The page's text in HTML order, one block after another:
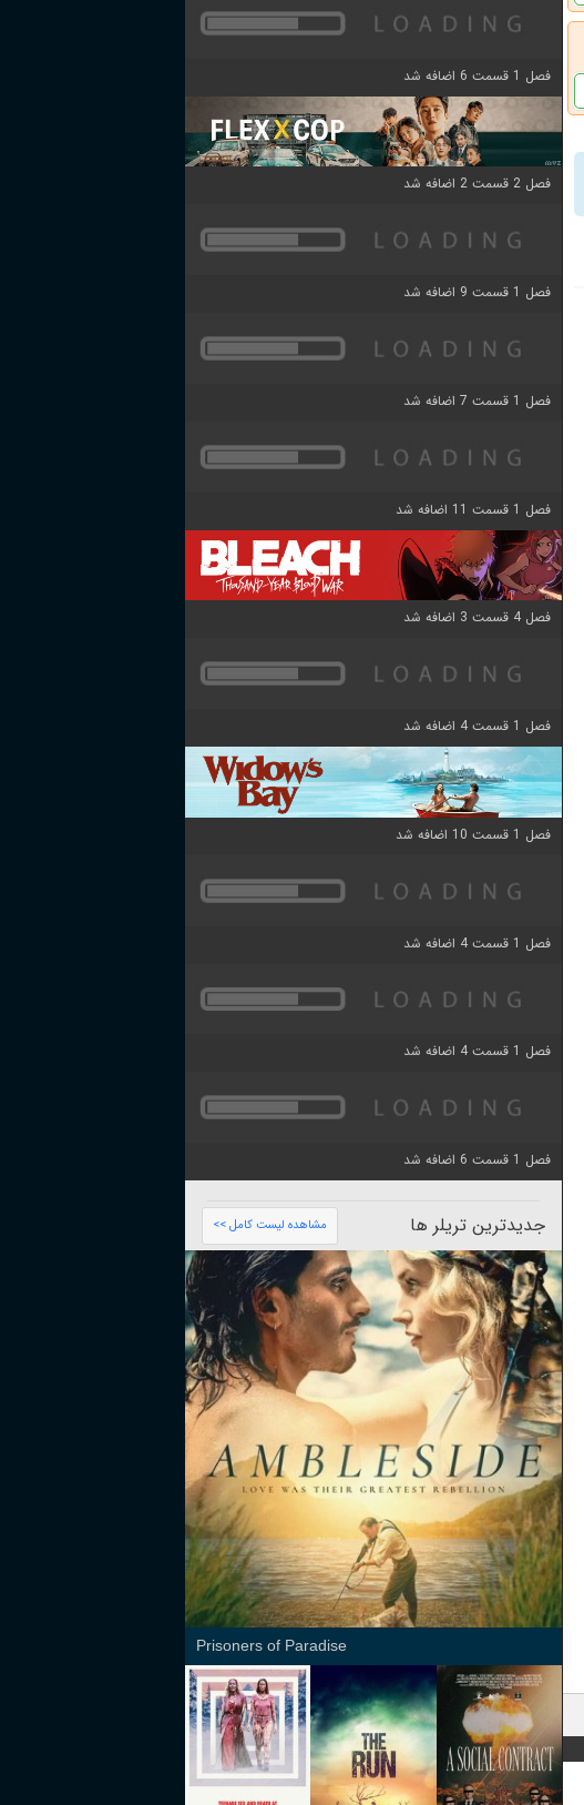
فصل 1 قسمت 6 اضافه شد
فصل 2 قسمت 2 اضافه شد
فصل 1 قسمت 9 اضافه شد
فصل 1 قسمت 7 اضافه شد
فصل 1 قسمت 11 اضافه شد
فصل 4 قسمت 3 اضافه شد
فصل 1 قسمت 4 اضافه شد
فصل 1 قسمت 10 اضافه شد
فصل 1 قسمت 4 اضافه شد
فصل 1 قسمت 4 اضافه شد
فصل 1 قسمت 6 اضافه شد
جدیدترین تریلر ها مشاهده لیست کامل >>
Prisoners of Paradise